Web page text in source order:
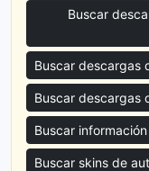
Buscar
Buscar descargas
Buscar descargas
Buscar
Buscar skins de